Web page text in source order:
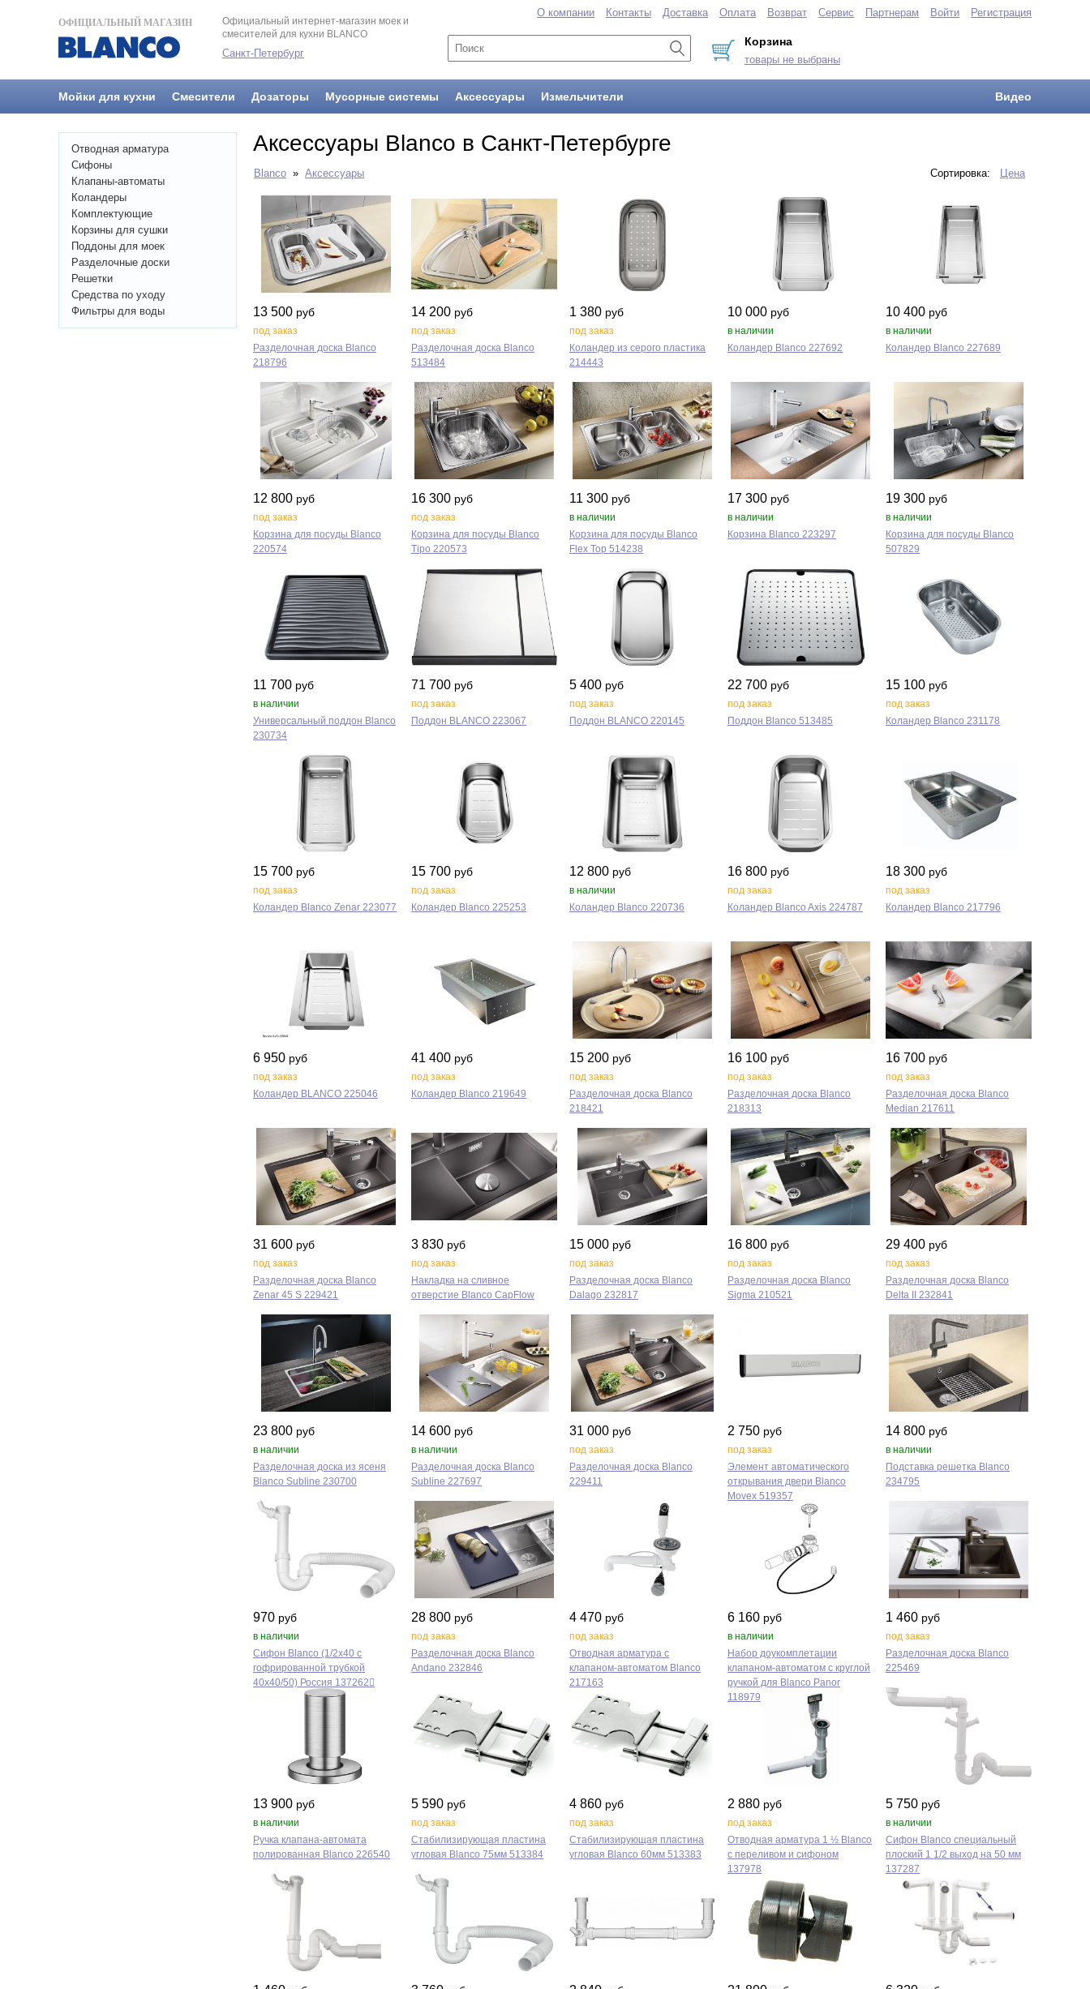
ОФИЦИАЛЬНЫЙ МАГАЗИН
Официальный интернет-магазин моек и
смесителей для кухни BLANCO
Санкт-Петербург
Корзина
товары не выбраны
Мойки для кухни Смесители Дозаторы Мусорные системы Аксессуары Измельчители Видео
О компании Контакты Доставка Оплата Возврат Сервис Партнерам Войти Регистрация
Отводная арматура
Сифоны
Клапаны-автоматы
Коландеры
Комплектующие
Корзины для сушки
Поддоны для моек
Разделочные доски
Решетки
Средства по уходу
Фильтры для воды
Аксессуары Blanco в Санкт-Петербурге
Blanco » Аксессуары Сортировка: Цена
13 500 руб
под заказ
Разделочная доска Blanco
218796
14 200 руб
под заказ
Разделочная доска Blanco
513484
1 380 руб
под заказ
Коландер из серого пластика
214443
10 000 руб
в наличии
Коландер Blanco 227692
10 400 руб
в наличии
Коландер Blanco 227689
12 800 руб
под заказ
Корзина для посуды Blanco
220574
16 300 руб
под заказ
Корзина для посуды Blanco
Tipo 220573
11 300 руб
в наличии
Корзина для посуды Blanco
Flex Top 514238
17 300 руб
в наличии
Корзина Blanco 223297
19 300 руб
в наличии
Корзина для посуды Blanco
507829
11 700 руб
в наличии
Универсальный поддон Blanco
230734
71 700 руб
под заказ
Поддон BLANCO 223067
5 400 руб
под заказ
Поддон BLANCO 220145
22 700 руб
под заказ
Поддон Blanco 513485
15 100 руб
под заказ
Коландер Blanco 231178
15 700 руб
под заказ
Коландер Blanco Zenar 223077
15 700 руб
под заказ
Коландер Blanco 225253
12 800 руб
в наличии
Коландер Blanco 220736
16 800 руб
под заказ
Коландер Blanco Axis 224787
18 300 руб
под заказ
Коландер Blanco 217796
6 950 руб
под заказ
Коландер BLANCO 225046
41 400 руб
под заказ
Коландер Blanco 219649
15 200 руб
под заказ
Разделочная доска Blanco
218421
16 100 руб
под заказ
Разделочная доска Blanco
218313
16 700 руб
под заказ
Разделочная доска Blanco
Median 217611
31 600 руб
под заказ
Разделочная доска Blanco
Zenar 45 S 229421
3 830 руб
под заказ
Накладка на сливное
отверстие Blanco CapFlow
15 000 руб
под заказ
Разделочная доска Blanco
Dalago 232817
16 800 руб
под заказ
Разделочная доска Blanco
Sigma 210521
29 400 руб
под заказ
Разделочная доска Blanco
Delta II 232841
23 800 руб
в наличии
Разделочная доска из ясеня
Blanco Subline 230700
14 600 руб
в наличии
Разделочная доска Blanco
Subline 227697
31 000 руб
под заказ
Разделочная доска Blanco
229411
2 750 руб
под заказ
Элемент автоматического
открывания двери Blanco
Movex 519357
14 800 руб
в наличии
Подставка решетка Blanco
234795
970 руб
в наличии
Сифон Blanco (1/2х40 с
гофрированной трубкой
40х40/50) Россия 137262𔂫
28 800 руб
под заказ
Разделочная доска Blanco
Andano 232846
4 470 руб
под заказ
Отводная арматура с
клапаном‑автоматом Blanco
217163
6 160 руб
в наличии
Набор доукомплетации
клапаном‑автоматом с круглой
ручкой для Blanco Panor
118979
1 460 руб
под заказ
Разделочная доска Blanco
225469
13 900 руб
в наличии
Ручка клапана‑автомата
полированная Blanco 226540
5 590 руб
под заказ
Стабилизирующая пластина
угловая Blanco 75мм 513384
4 860 руб
под заказ
Стабилизирующая пластина
угловая Blanco 60мм 513383
2 880 руб
под заказ
Отводная арматура 1 ½ Blanco
с переливом и сифоном
137978
5 750 руб
в наличии
Сифон Blanco специальный
плоский 1 1/2 выход на 50 мм
137287